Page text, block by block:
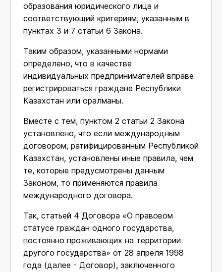
образования юридического лица и
соответствующий критериям, указанным в
пунктах 3 и 7 статьи 6 Закона.
Таким образом, указанными нормами
определено, что в качестве
индивидуальных предпринимателей вправе
регистрироваться граждане Республики
Казахстан или оралманы.
Вместе с тем, пунктом 2 статьи 2 Закона
установлено, что если международным
договором, ратифицированным Республикой
Казахстан, установлены иные правила, чем
те, которые предусмотрены данным
Законом, то применяются правила
международного договора.
Так, статьей 4 Договора «О правовом
статусе граждан одного государства,
постоянно проживающих на территории
другого государства» от 28 апреля 1998
года (далее - Договор), заключенного